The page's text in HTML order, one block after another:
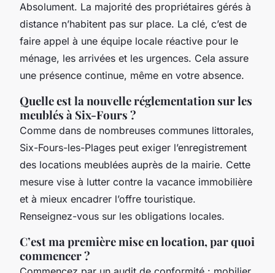
Absolument. La majorité des propriétaires gérés à
distance n’habitent pas sur place. La clé, c’est de
faire appel à une équipe locale réactive pour le
ménage, les arrivées et les urgences. Cela assure
une présence continue, même en votre absence.
Quelle est la nouvelle réglementation sur les
meublés à Six-Fours ?
Comme dans de nombreuses communes littorales,
Six-Fours-les-Plages peut exiger l’enregistrement
des locations meublées auprès de la mairie. Cette
mesure vise à lutter contre la vacance immobilière
et à mieux encadrer l’offre touristique.
Renseignez-vous sur les obligations locales.
C’est ma première mise en location, par quoi
commencer ?